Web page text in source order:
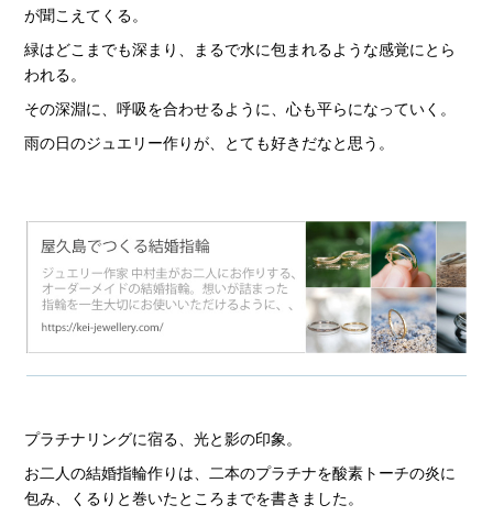
が聞こえてくる。
緑はどこまでも深まり、まるで水に包まれるような感覚にとら
われる。
その深淵に、呼吸を合わせるように、心も平らになっていく。
雨の日のジュエリー作りが、とても好きだなと思う。
プラチナリングに宿る、光と影の印象。
お二人の結婚指輪作りは、二本のプラチナを酸素トーチの炎に
包み、くるりと巻いたところまでを書きました。